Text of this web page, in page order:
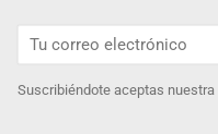
Suscribiéndote aceptas nuestra